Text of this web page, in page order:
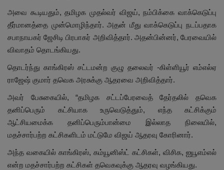
அவை கூடியதும், தமிழக முதல்வர் விஜய், நம்பிக்கை வாக்கெடுப்பு
தீர்மானத்தை முன்மொழிந்தார். அதன் மீது வாக்கெடுப்பு நடப்பதாக
சபாநாயகர் ஜேசிடி பிரபாகர் அறிவித்தார். அதன்பின்னர், பேரவையில்
விவாதம் தொடங்கியது.
தொடர்ந்து காங்கிரஸ் சட்டமன்ற குழு தலைவர் -கிள்ளியூர் எம்எல்ஏ
ராஜேஷ் குமார் தவெக அரசுக்கு ஆதரவை அறிவித்தார்.
அவர் பேசுகையில், “தமிழக சட்டப்பேரவைத் தேர்தலில் தவெக
தனிப்பெரும் கட்சியாக உருவெடுத்தும், எந்த கட்சிக்கும்
ஆட்சியமைக்க தனிப்பெரும்பான்மை இல்லாத நிலையில்,
மதச்சார்பற்ற கட்சிகளிடம் மட்டுமே விஜய் ஆதரவு கோரினார்.
அந்த வகையில் காங்கிரஸ், கம்யூனிஸ்ட் கட்சிகள், விசிக, ஐயூஎம்எல்
என்ற மதச்சார்பற்ற கட்சிகள் தவெகவுக்கு ஆதரவு வழங்கியது.